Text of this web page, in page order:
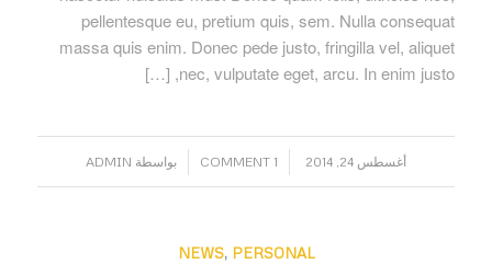
pellentesque eu, pretium quis, sem. Nulla consequat
massa quis enim. Donec pede justo, fringilla vel, aliquet
nec, vulputate eget, arcu. In enim justo, […]
أغسطس 24, 2014
/
1 COMMENT
/ بواسطة ADMIN
NEWS, PERSONAL